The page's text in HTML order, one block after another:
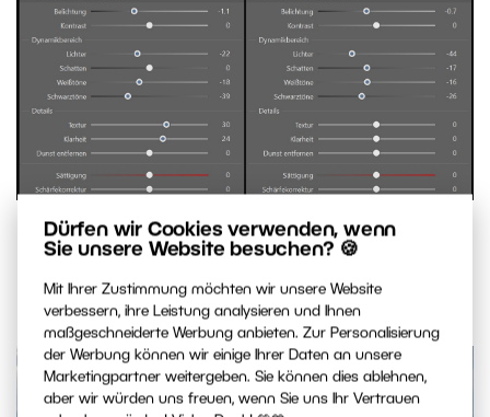
Dürfen wir Cookies verwenden, wenn
Sie unsere Website besuchen? 🍪
Mit Ihrer Zustimmung möchten wir unsere Website
verbessern, ihre Leistung analysieren und Ihnen
maßgeschneiderte Werbung anbieten. Zur Personalisierung
der Werbung können wir einige Ihrer Daten an unsere
Marketingpartner weitergeben. Sie können dies ablehnen,
aber wir würden uns freuen, wenn Sie uns Ihr Vertrauen
Ich habe die Scheinwerfer einzeln ausgewählt
und die Einstellungen so angepasst, dass beide
zur Geltung kommen und einheitlich aussehen.